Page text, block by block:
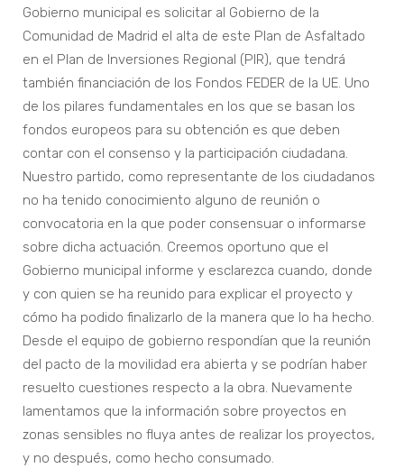
Gobierno municipal es solicitar al Gobierno de la
Comunidad de Madrid el alta de este Plan de Asfaltado
en el Plan de Inversiones Regional (PIR), que tendrá
también financiación de los Fondos FEDER de la UE. Uno
de los pilares fundamentales en los que se basan los
fondos europeos para su obtención es que deben
contar con el consenso y la participación ciudadana.
Nuestro partido, como representante de los ciudadanos
no ha tenido conocimiento alguno de reunión o
convocatoria en la que poder consensuar o informarse
sobre dicha actuación. Creemos oportuno que el
Gobierno municipal informe y esclarezca cuando, donde
y con quien se ha reunido para explicar el proyecto y
cómo ha podido finalizarlo de la manera que lo ha hecho.
Desde el equipo de gobierno respondían que la reunión
del pacto de la movilidad era abierta y se podrían haber
resuelto cuestiones respecto a la obra. Nuevamente
lamentamos que la información sobre proyectos en
zonas sensibles no fluya antes de realizar los proyectos,
y no después, como hecho consumado.